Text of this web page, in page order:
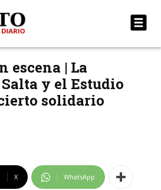
escena | La
y el Estudio
solidario
X WhatsApp